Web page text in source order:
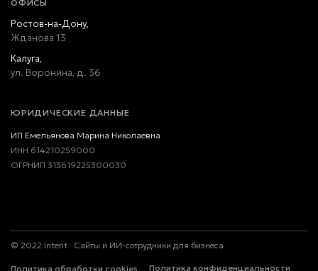
ОФИСЫ
Ростов-на-Дону,
Жданова 13
Калуга,
ул. Воронина, д. 36
ЮРИДИЧЕСКИЕ ДАННЫЕ
ИП Емельянова Марина Николаевна
ИНН 614210259000
ОГРНИП 313619225300030
© 2022 Intent · Сайты и ИИ-сотрудники для бизнеса
Политика обработки cookies Политика конфиденциальности